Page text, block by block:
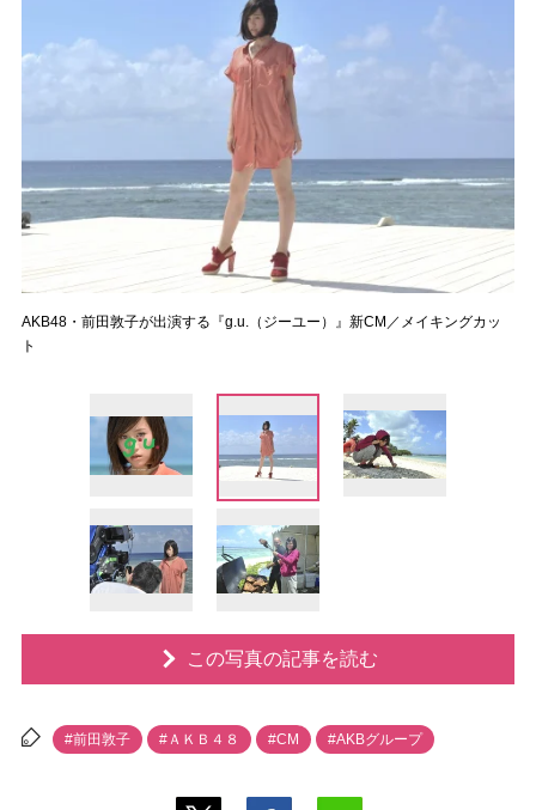
AKB48・前田敦子が出演する『g.u.（ジーユー）』新CM／メイキングカッ
ト
この写真の記事を読む
#前田敦子 #ＡＫＢ４８ #CM #AKBグループ